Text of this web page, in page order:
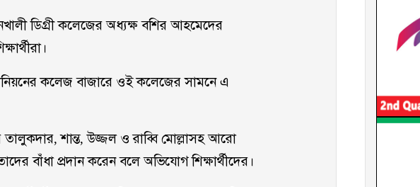
ডিগ্রী কলেজের অধ্যক্ষ বশির আহমেদের
কলেজ বাজারে ওই কলেজের সামনে এ
শান্ত, উজ্জল ও রাব্বি মোল্লাসহ আরো
বাঁধা প্রদান করেন বলে অভিযোগ শিক্ষার্থীদের।